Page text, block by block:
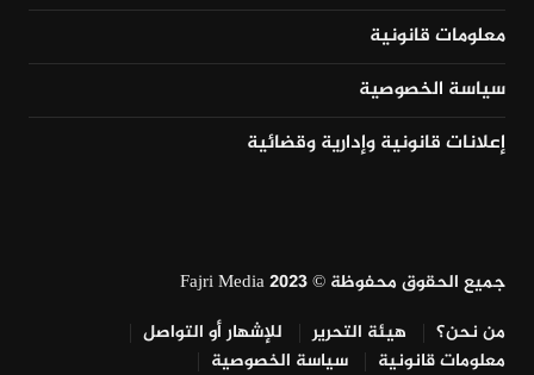
معلومات قانونية
سياسة الخصوصية
إعلانات قانونية وإدارية وقضائية
جميع الحقوق محفوظة © Fajri Media 2023
من نحن؟
هيئة التحرير
للإشهار أو التواصل
معلومات قانونية
سياسة الخصوصية